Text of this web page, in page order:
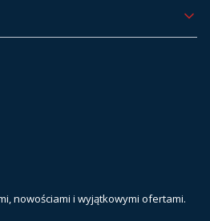
nowościami i wyjątkowymi ofertami.